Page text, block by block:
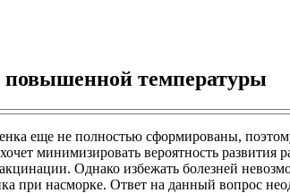
повышенной температуры
еще не полностью сформированы,
минимизировать вероятность развития
Однако избежать болезней
при насморке. Ответ на данный вопрос